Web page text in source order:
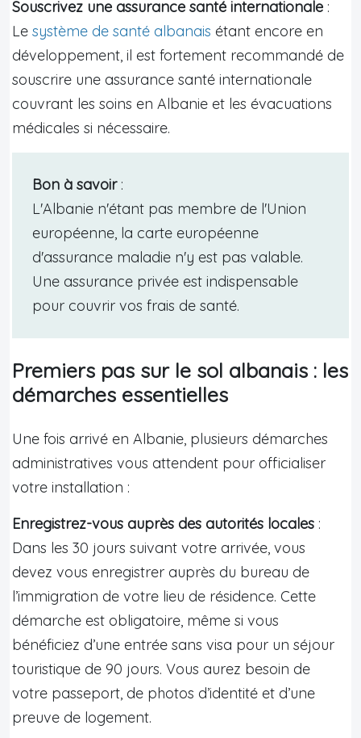
Souscrivez une assurance santé internationale :
Le système de santé albanais étant encore en
développement, il est fortement recommandé de
souscrire une assurance santé internationale
couvrant les soins en Albanie et les évacuations
médicales si nécessaire.
Bon à savoir:
L'Albanie n'étant pas membre de l'Union
européenne, la carte européenne
d'assurance maladie n'y est pas valable.
Une assurance privée est indispensable
pour couvrir vos frais de santé.
Premiers pas sur le sol albanais : les
démarches essentielles
Une fois arrivé en Albanie, plusieurs démarches
administratives vous attendent pour officialiser
votre installation :
Enregistrez-vous auprès des autorités locales :
Dans les 30 jours suivant votre arrivée, vous
devez vous enregistrer auprès du bureau de
l’immigration de votre lieu de résidence. Cette
démarche est obligatoire, même si vous
bénéficiez d’une entrée sans visa pour un séjour
touristique de 90 jours. Vous aurez besoin de
votre passeport, de photos d’identité et d’une
preuve de logement.